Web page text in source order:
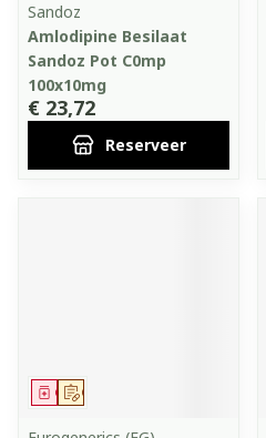
Sandoz
Amlodipine Besilaat
Sandoz Pot C0mp
100x10mg
€ 23,72
Reserveer
Op voorschrift
Geneesmiddel